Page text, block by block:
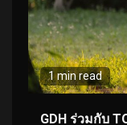
1 min read
GDH ร่วมกับ